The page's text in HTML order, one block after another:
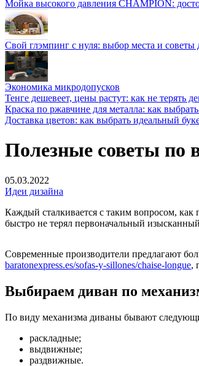
Мойка высокого давления CHAMPION:
Свой глэмпинг с нуля: выбор места и советы
Экономика микродопусков
Тенге дешевеет, цены растут: как не терять
Краска по ржавчине для металла: как
Доставка цветов: как выбрать идеальный
Полезные советы по
05.03.2022
Идеи дизайна
Каждый сталкивается с таким вопросом,
быстро не терял первоначальный
Современные производители предлагают
baratonexpress.es/sofas-y-sillones/chaise-longue,
Выбираем диван по
По виду механизма диваны бывают
раскладные;
выдвижные;
раздвижные.